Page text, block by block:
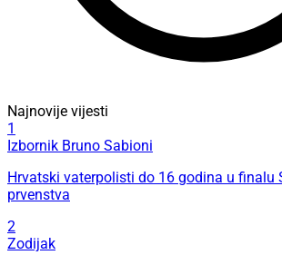
Najnovije vijesti
1
Izbornik Bruno Sabioni
Hrvatski vaterpolisti do 16 godina u finalu
prvenstva
2
Zodijak